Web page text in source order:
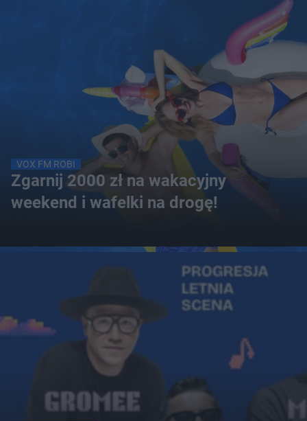
VOX FM ROBI
Zgarnij 2000 zł na wakacyjny
weekend i wafelki na drogę!